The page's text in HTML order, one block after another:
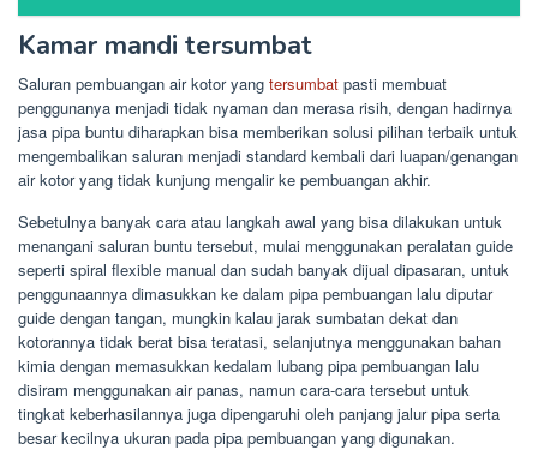
Kamar mandi tersumbat
Saluran pembuangan air kotor yang tersumbat pasti membuat
penggunanya menjadi tidak nyaman dan merasa risih, dengan hadirnya
jasa pipa buntu diharapkan bisa memberikan solusi pilihan terbaik untuk
mengembalikan saluran menjadi standard kembali dari luapan/genangan
air kotor yang tidak kunjung mengalir ke pembuangan akhir.
Sebetulnya banyak cara atau langkah awal yang bisa dilakukan untuk
menangani saluran buntu tersebut, mulai menggunakan peralatan guide
seperti spiral flexible manual dan sudah banyak dijual dipasaran, untuk
penggunaannya dimasukkan ke dalam pipa pembuangan lalu diputar
guide dengan tangan, mungkin kalau jarak sumbatan dekat dan
kotorannya tidak berat bisa teratasi, selanjutnya menggunakan bahan
kimia dengan memasukkan kedalam lubang pipa pembuangan lalu
disiram menggunakan air panas, namun cara-cara tersebut untuk
tingkat keberhasilannya juga dipengaruhi oleh panjang jalur pipa serta
besar kecilnya ukuran pada pipa pembuangan yang digunakan.